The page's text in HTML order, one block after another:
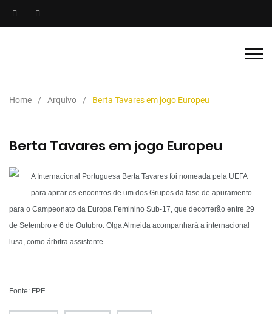
Home Arquivo Berta Tavares em jogo Europeu
Berta Tavares em jogo Europeu
A Internacional Portuguesa Berta Tavares foi nomeada pela UEFA
para apitar os encontros de um dos Grupos da fase de apuramento
para o Campeonato da Europa Feminino Sub-17, que decorrerão entre 29
de Setembro e 6 de Outubro. Olga Almeida acompanhará a internacional
lusa, como árbitra assistente.
Fonte: FPF